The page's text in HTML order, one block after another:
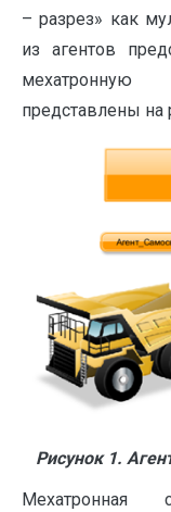
– разрез» как
из агентов
представлены на
Рисунок 1.
Мехатронная